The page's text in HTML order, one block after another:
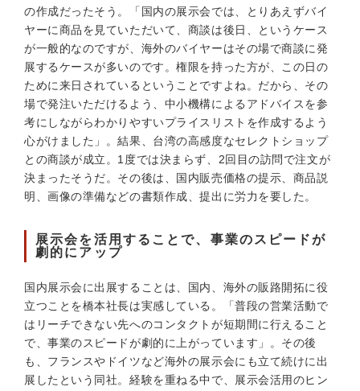
の作成だったそう。「国内の展示会では、とりあえずバイ
ヤーに商品を見ていただいて、商談は後日、というケース
が一般的なのですが、海外のバイヤーはその場で商談に発
展するケースが多いのです。権限を持った方が、この日の
ために来日されているということですよね。だから、その
場で発注いただけるよう、中小機構によるアドバイスを参
考にしながらわかりやすいプライスリストを作成するよう
心がけました」。結果、台湾の高感度なセレクトショップ
との商談が成立。1度では決まらず、2回目の訪問で注文が
決まったそうだ。その後は、国内販売価格の提示、商品説
明、画像の準備などの書類作成、提出に労力を要した。
展示会を活用することで、事業のスピードが
劇的にアップ
国内展示会に出展することは、国内、海外の販路開拓に役
立つことを橋本社長は実感している。「普段の営業活動で
はリーチできない先へのコンタクトが短期間に行えること
で、事業のスピードが劇的に上がっています」。その後
も、フランスやドイツなど海外の展示会にも立て続けに出
展したという同社。経験を重ねる中で、展示会活用のヒン